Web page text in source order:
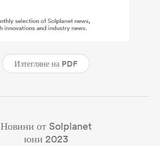
Изтегляне на PDF
Новини от Solplanet
юни 2023